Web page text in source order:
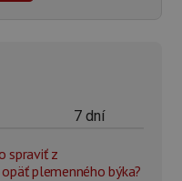
7 dní
spraviť z
plemenného býka?